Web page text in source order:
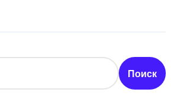
Поиск